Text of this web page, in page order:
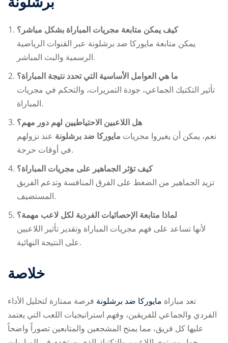
كيف يمكن متابعة مجريات المباراة بشكل مباشر؟
يمكن متابعة مايوركا ضد برشلونة عبر القنوات الرياضية
الرسمية والبث المباشر.
ما هي العوامل الأساسية التي تحدد نتيجة المباراة؟
تأثير التكتيك الجماعي، جودة التمريرات، والتحكم في مجريات
المباراة.
هل اللاعبين الاحتياطيين لهم دور مهم؟
نعم، يمكن أن يغيروا مجريات مايوركا ضد برشلونة عند نزولهم
في أوقات حرجة.
كيف تؤثر الجماهير على مجريات المباراة؟
تزيد الجماهير من الضغط على الفرق المنافسة وتدعم الفريق
المستضيف.
لماذا متابعة الإحصائيات الفردية لكل لاعب مهمة؟
لأنها تساعد على فهم مجريات المباراة وتقدير تأثير اللاعبين
على النتيجة النهائية.
خلاصة
تعد مباراة مايوركا ضد برشلونة فرصة ممتازة لتحليل الأداء
الفردي والجماعي للفريقين، وفهم استراتيجيات اللعب التي يعتمد
عليها كل فريق، مما يمنح المشجعين والمتابعين تصوراً واضحاً